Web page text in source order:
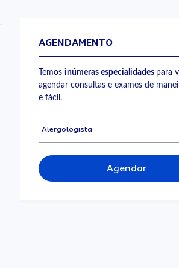
AGENDAMENTO
Temos inúmeras especialidades para
agendar consultas e exames de
e fácil.
Agendar